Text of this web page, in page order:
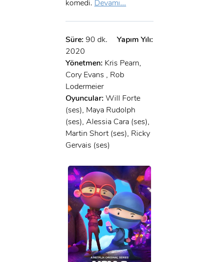
komedi. Devamı...
Süre: 90 dk.
Yapım Yılı:
2020
Yönetmen: Kris Pearn,
Cory Evans , Rob
Lodermeier
Oyuncular: Will Forte
(ses), Maya Rudolph
(ses), Alessia Cara (ses),
Martin Short (ses), Ricky
Gervais (ses)